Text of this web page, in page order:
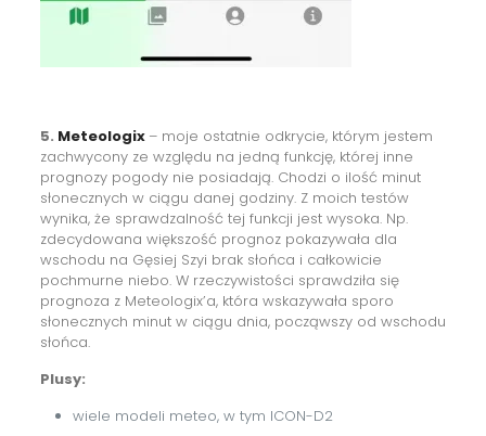
5. Meteologix – moje ostatnie odkrycie, którym jestem
zachwycony ze względu na jedną funkcję, której inne
prognozy pogody nie posiadają. Chodzi o ilość minut
słonecznych w ciągu danej godziny. Z moich testów
wynika, że sprawdzalność tej funkcji jest wysoka. Np.
zdecydowana większość prognoz pokazywała dla
wschodu na Gęsiej Szyi brak słońca i całkowicie
pochmurne niebo. W rzeczywistości sprawdziła się
prognoza z Meteologix’a, która wskazywała sporo
słonecznych minut w ciągu dnia, począwszy od wschodu
słońca.
Plusy:
wiele modeli meteo, w tym ICON-D2